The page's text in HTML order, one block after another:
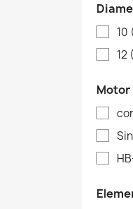
10
12
Motor